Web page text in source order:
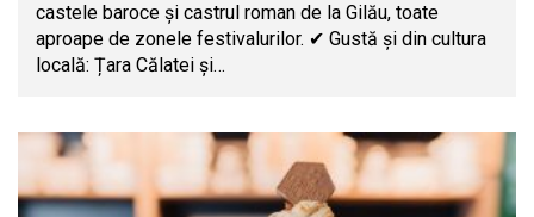
castele baroce și castrul roman de la Gilău, toate
aproape de zonele festivalurilor. ✔ Gustă și din cultura
locală: Țara Călatei și…